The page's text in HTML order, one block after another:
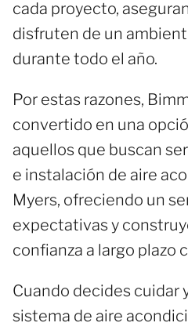
cada proyecto,
disfruten de un
durante todo el año.
Por estas razones,
convertido en una
aquellos que buscan
e instalación de aire
Myers, ofreciendo un
expectativas y
confianza a largo plazo
Cuando decides cuidar
sistema de aire